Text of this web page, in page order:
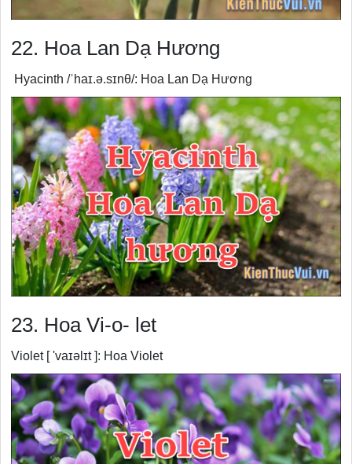
22. Hoa Lan Dạ Hương
Hyacinth /ˈhaɪ.ə.sɪnθ/: Hoa Lan Dạ Hương
23. Hoa Vi-o- let
Violet [ 'vaɪəlɪt ]: Hoa Violet